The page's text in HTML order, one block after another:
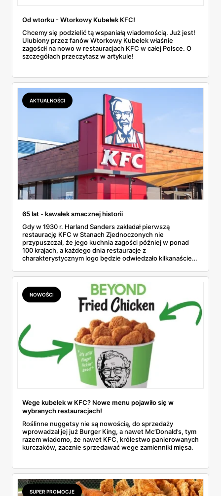
Od wtorku - Wtorkowy Kubełek KFC!
Chcemy się podzielić tą wspaniałą wiadomością. Już jest!
Ulubiony przez fanów Wtorkowy Kubełek właśnie
zagościł na nowo w restauracjach KFC w całej Polsce. O
szczegółach przeczytasz w artykule!
AKTUALNOŚCI
65 lat - kawałek smacznej historii
Gdy w 1930 r. Harland Sanders zakładał pierwszą
restaurację KFC w Stanach Zjednoczonych nie
przypuszczał, że jego kuchnia zagości później w ponad
100 krajach, a każdego dnia restauracje z
charakterystycznym logo będzie odwiedzało kilkanaście
NOWOŚCI
Wege kubełek w KFC? Nowe menu pojawiło się w
wybranych restauracjach!
Roślinne nuggetsy nie są nowością, do sprzedaży
wprowadzał jej już Burger King, a nawet Mc’Donald’s, tym
razem wiadomo, że nawet KFC, królestwo panierowanych
kurczaków, zacznie sprzedawać wege zamienniki mięsa.
SUPER PROMOCJE